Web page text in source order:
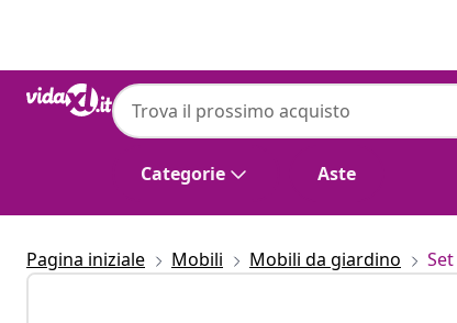
Categorie Aste
Pagina iniziale Mobili Mobili da giardino